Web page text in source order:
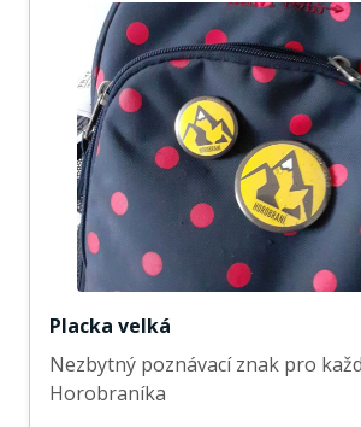
Placka velká
Nezbytný poznávací znak pro
Horobraníka